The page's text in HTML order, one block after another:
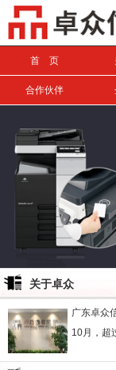
首 页
合作伙伴
关于卓众
广东卓众
10月，超